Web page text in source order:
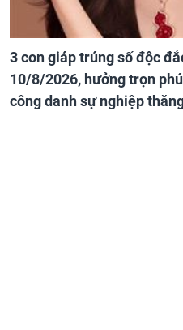
3 con giáp trúng số độc
10/8/2026, hưởng trọn
công danh sự nghiệp